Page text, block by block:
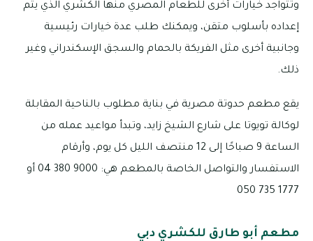
وتتواجد خيارات أخرى للطعام المصري منها الكشري الذي يتم
إعداده بأسلوب متقن، ويمكنك طلب عدة خيارات رئيسية
وجانبية أخرى مثل الفريكة بالحمام والسجق الإسكندراني وغير
ذلك.
يقع مطعم حدوتة مصرية في بناية مطلوب بالناحية المقابلة
لوكالة تويوتا على شارع الشيخ زايد، وتبدأ مواعيد عمله من
الساعة 9 صباحًا إلى 12 منتصف الليل كل يوم، وأرقام
الاستفسار والتواصل الخاصة بالمطعم هي: 9000 380 04 أو
1777 735 050
مطعم أبو طارق للكشري دبي